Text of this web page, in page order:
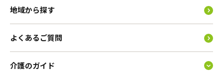
地域から探す
よくあるご質問
介護のガイド